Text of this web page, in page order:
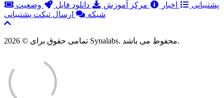
پشتیبانی اخبار مرکز آموزش دانلود فایل
وضعیت
شبکه
ارسال تیکت پشتیبانی
تمامی حقوق برای © 2026 Synalabs. محفوط می باشد.